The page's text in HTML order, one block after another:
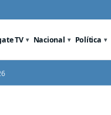
TV Nacional Política